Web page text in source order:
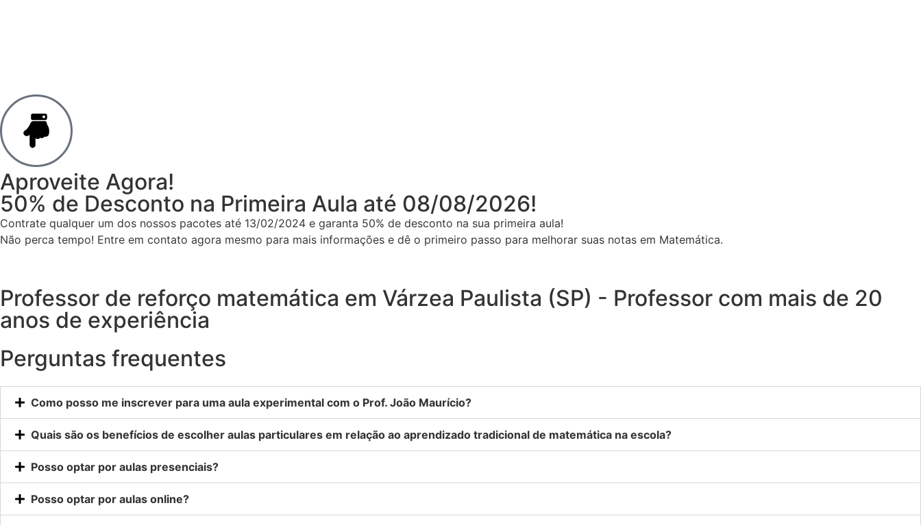
Aproveite Agora!
50% de Desconto na Primeira Aula até 08/08/2026!
Contrate qualquer um dos nossos pacotes até 13/02/2024 e garanta 50% de desconto na sua primeira aula!
Não perca tempo! Entre em contato agora mesmo para mais informações e dê o primeiro passo para melhorar suas notas em Matemática.
Professor de reforço matemática em Várzea Paulista (SP) - Professor com mais de 20
anos de experiência
Perguntas frequentes
Como posso me inscrever para uma aula experimental com o Prof. João Maurício?
Quais são os benefícios de escolher aulas particulares em relação ao aprendizado tradicional de matemática na escola?
Posso optar por aulas presenciais?
Posso optar por aulas online?